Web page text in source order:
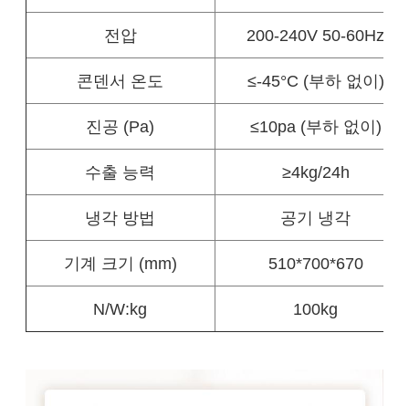
전압 200-240V 50-60Hz
콘덴서 온도 ≤-45°C (부하 없이)
진공 (Pa) ≤10pa (부하 없이)
수출 능력 ≥4kg/24h
냉각 방법 공기 냉각
기계 크기 (mm) 510*700*670
N/W:kg 100kg